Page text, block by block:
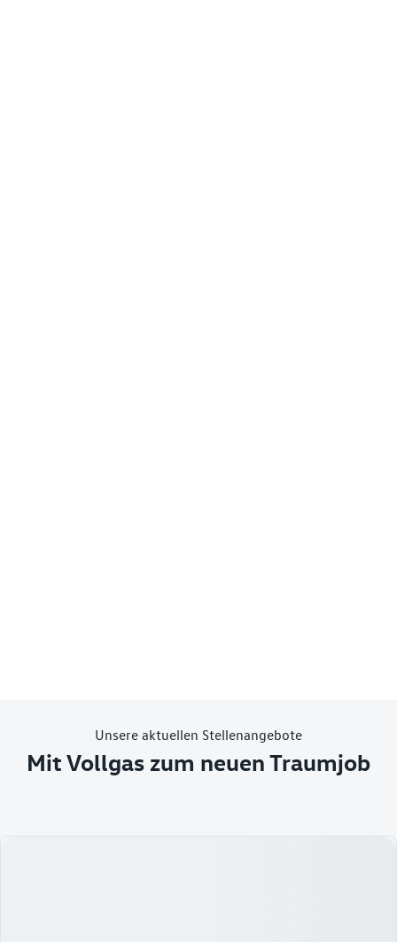
Unsere aktuellen Stellenangebote
Mit Vollgas zum neuen Traumjob